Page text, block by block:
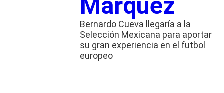
Márquez
Bernardo Cueva llegaría a la
Selección Mexicana para aportar
su gran experiencia en el futbol
europeo